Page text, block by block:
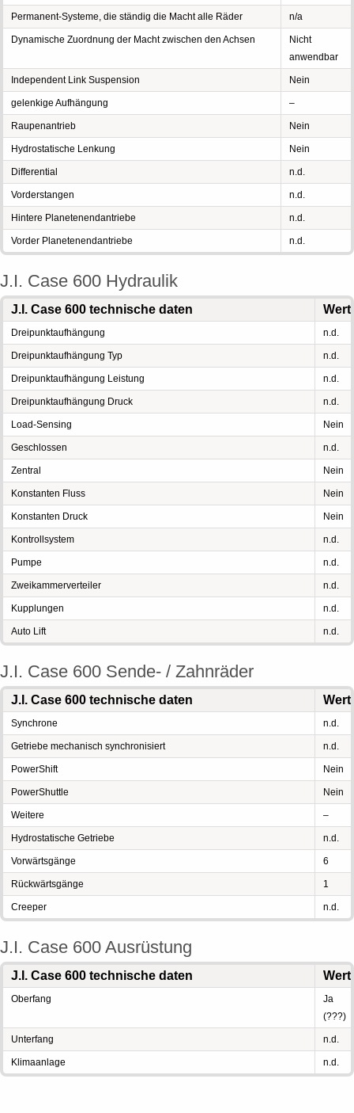
Permanent-Systeme, die ständig die Macht alle Räder n/a
Dynamische Zuordnung der Macht zwischen den Achsen
Nicht
anwendbar
Independent Link Suspension Nein
gelenkige Aufhängung –
Raupenantrieb Nein
Hydrostatische Lenkung Nein
Differential n.d.
Vorderstangen n.d.
Hintere Planetenendantriebe n.d.
Vorder Planetenendantriebe n.d.
J.I. Case 600 Hydraulik
J.I. Case 600 technische daten Wert
Dreipunktaufhängung n.d.
Dreipunktaufhängung Typ n.d.
Dreipunktaufhängung Leistung n.d.
Dreipunktaufhängung Druck n.d.
Load-Sensing Nein
Geschlossen n.d.
Zentral Nein
Konstanten Fluss Nein
Konstanten Druck Nein
Kontrollsystem n.d.
Pumpe n.d.
Zweikammerverteiler n.d.
Kupplungen n.d.
Auto Lift n.d.
J.I. Case 600 Sende- / Zahnräder
J.I. Case 600 technische daten Wert
Synchrone n.d.
Getriebe mechanisch synchronisiert n.d.
PowerShift Nein
PowerShuttle Nein
Weitere –
Hydrostatische Getriebe n.d.
Vorwärtsgänge 6
Rückwärtsgänge 1
Creeper n.d.
J.I. Case 600 Ausrüstung
J.I. Case 600 technische daten Wert
Oberfang
Ja
(???)
Unterfang n.d.
Klimaanlage n.d.